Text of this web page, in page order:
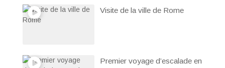
Visite de la ville de Rome
Premier voyage d’escalade en